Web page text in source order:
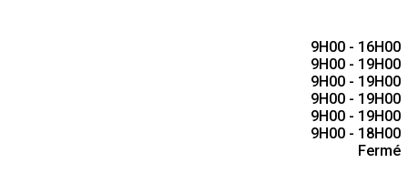
9H00 - 16H00
9H00 - 19H00
9H00 - 19H00
9H00 - 19H00
9H00 - 19H00
9H00 - 18H00
Fermé